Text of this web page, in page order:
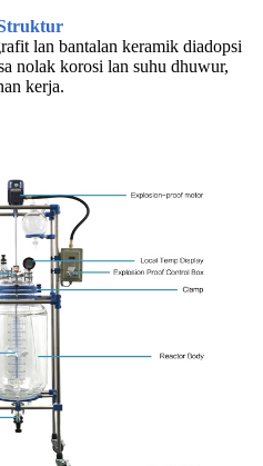
lan bantalan keramik diadopsi
nolak korosi lan suhu dhuwur,
kerja.